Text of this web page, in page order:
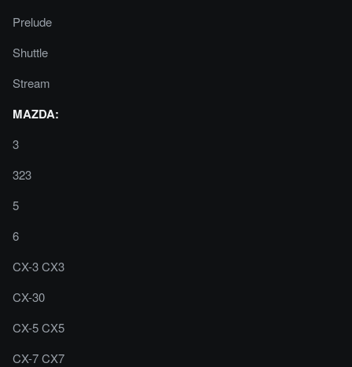
Prelude
Shuttle
Stream
MAZDA:
3
323
5
6
CX-3 CX3
CX-30
CX-5 CX5
CX-7 CX7